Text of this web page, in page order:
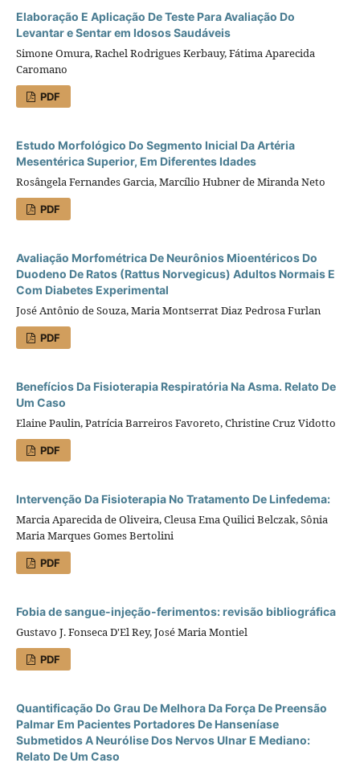
Elaboração E Aplicação De Teste Para Avaliação Do
Levantar e Sentar em Idosos Saudáveis
Simone Omura, Rachel Rodrigues Kerbauy, Fátima Aparecida
Caromano
PDF
Estudo Morfológico Do Segmento Inicial Da Artéria
Mesentérica Superior, Em Diferentes Idades
Rosângela Fernandes Garcia, Marcílio Hubner de Miranda Neto
PDF
Avaliação Morfométrica De Neurônios Mioentéricos Do
Duodeno De Ratos (Rattus Norvegicus) Adultos Normais E
Com Diabetes Experimental
José Antônio de Souza, Maria Montserrat Diaz Pedrosa Furlan
PDF
Benefícios Da Fisioterapia Respiratória Na Asma. Relato De
Um Caso
Elaine Paulin, Patrícia Barreiros Favoreto, Christine Cruz Vidotto
PDF
Intervenção Da Fisioterapia No Tratamento De Linfedema:
Marcia Aparecida de Oliveira, Cleusa Ema Quilici Belczak, Sônia
Maria Marques Gomes Bertolini
PDF
Fobia de sangue-injeção-ferimentos: revisão bibliográfica
Gustavo J. Fonseca D'El Rey, José Maria Montiel
PDF
Quantificação Do Grau De Melhora Da Força De Preensão
Palmar Em Pacientes Portadores De Hanseníase
Submetidos A Neurólise Dos Nervos Ulnar E Mediano:
Relato De Um Caso